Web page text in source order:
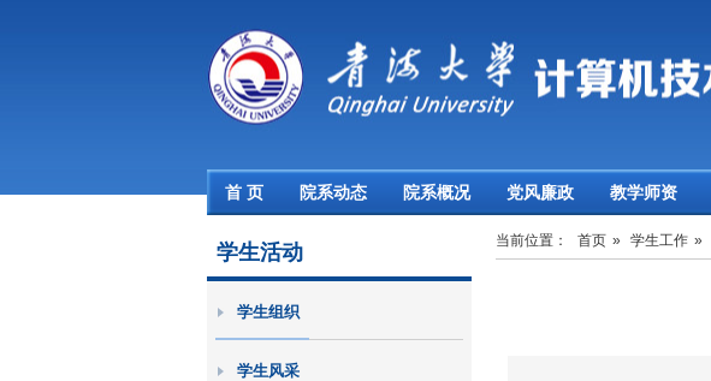
首 页 院系动态 院系概况 党风廉政 教学师资
学生活动
学生组织
学生风采
当前位置： 首页 » 学生工作 »